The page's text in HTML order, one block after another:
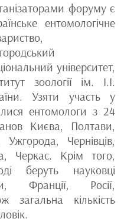
форуму є
ентомологічне
університет,
зоології ім. І.І.
Узяти участь у
ентомологи з 24
Києва, Полтави,
Чернівців,
Черкас. Крім того,
беруть науковці
Франції, Росії,
кількість